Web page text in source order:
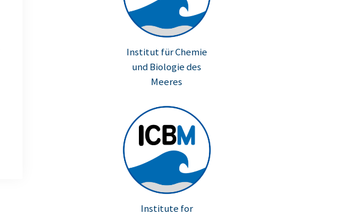
Institut für Chemie
und Biologie des
Meeres
Institute for